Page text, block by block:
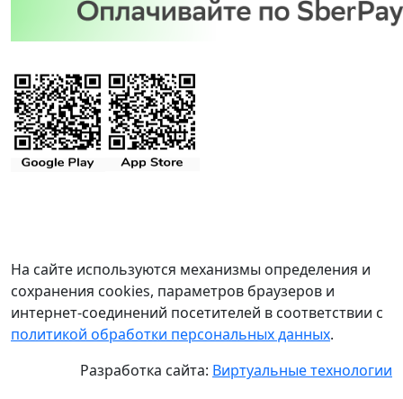
На сайте используются механизмы определения и
сохранения cookies, параметров браузеров и
интернет-соединений посетителей в соответствии с
политикой обработки персональных данных.
Разработка сайта: Виртуальные технологии